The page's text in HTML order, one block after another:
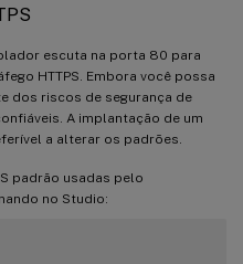
escuta na porta 80 para
HTTPS. Embora você possa
dos riscos de segurança de
A implantação de um
a alterar os padrões.
padrão usadas pelo
no Studio: